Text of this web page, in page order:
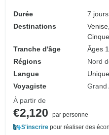
Durée
7 jours
Destinations
Venise,
Tranche d'âge
Âges
Régions
Nord
Langue
Voyagiste
Grand
À partir de
€2,120
par personne
S'inscrire pour réaliser des